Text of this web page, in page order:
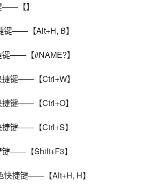
——【】
键——【Alt+H, B】
键——【#NAME?】
键——【Ctrl+W】
键——【Ctrl+O】
键——【Ctrl+S】
——【Shift+F3】
快捷键——【Alt+H, H】